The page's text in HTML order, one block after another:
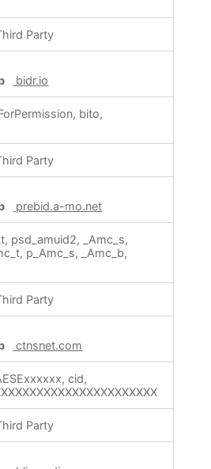
Party
bidr.io
bito,
Party
prebid.a-mo.net
psd_amuid2, _Amc_s,
p_Amc_s, _Amc_b,
Party
ctnsnet.com
cid,
Party